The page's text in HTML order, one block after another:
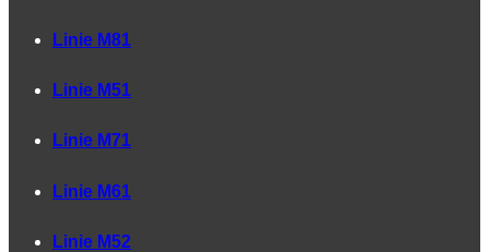
Linie M81
Linie M51
Linie M71
Linie M61
Linie M52